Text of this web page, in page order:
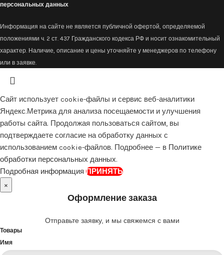
персональных данных
Информация на сайте не является публичной офертой, определяемой
положениями ч. 2 ст. 437 Гражданского кодекса РФ и носит ознакомительный
характер. Наличие, описание и цены уточняйте у менеджеров по телефону
или в заявке.
Сайт использует cookie-файлы и сервис веб-аналитики
Яндекс.Метрика для анализа посещаемости и улучшения
работы сайта. Продолжая пользоваться сайтом, вы
подтверждаете согласие на обработку данных с
использованием cookie-файлов. Подробнее — в Политике
обработки персональных данных.
Подробная информация ПРИНЯТЬ
×
Оформление заказа
Отправьте заявку, и мы свяжемся с вами
Товары
Имя